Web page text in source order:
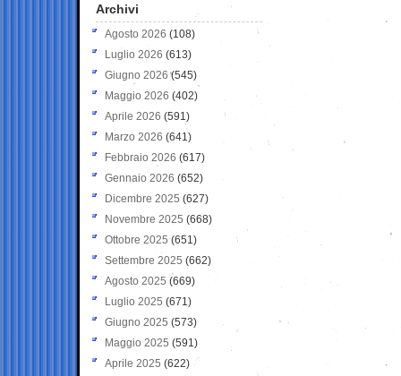
Archivi
Agosto 2026 (108)
Luglio 2026 (613)
Giugno 2026 (545)
Maggio 2026 (402)
Aprile 2026 (591)
Marzo 2026 (641)
Febbraio 2026 (617)
Gennaio 2026 (652)
Dicembre 2025 (627)
Novembre 2025 (668)
Ottobre 2025 (651)
Settembre 2025 (662)
Agosto 2025 (669)
Luglio 2025 (671)
Giugno 2025 (573)
Maggio 2025 (591)
Aprile 2025 (622)